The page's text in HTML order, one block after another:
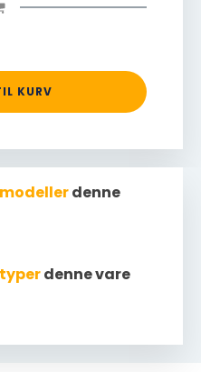
KURV
denne vare
denne